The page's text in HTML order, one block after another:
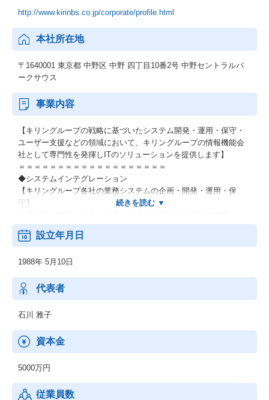
http://www.kirinbs.co.jp/corporate/profile.html
本社所在地
〒1640001 東京都 中野区 中野 四丁目10番2号 中野セントラルパ
ークサウス
事業内容
【キリングループの戦略に基づいたシステム開発・運用・保守・
ユーザー支援などの領域において、キリングループの情報機能会
社として専門性を発揮しITのソリューションを提供します】
＝＝＝＝＝＝＝＝＝＝＝＝＝＝＝＝＝＝＝
◆システムインテグレーション
【キリングループ各社の業務システムの企画・開発・運用・保
守】
るシステムを開発します。
システムの企画立案から運用・保守、ユーザ支援など、システム
【キリングループ全体の情報インフラ環境の構築・維持・管理】
パソコン、ネットワーク、セキュリティ、メール、OAアプリケー
ションなど、グループ共通のITインフラの構築・運用・保守をお
こないます。
パーレス化の推進などもおこないます。
設立年月日
1988年 5月10日
代表者
石川 雅子
資本金
5000万円
従業員数